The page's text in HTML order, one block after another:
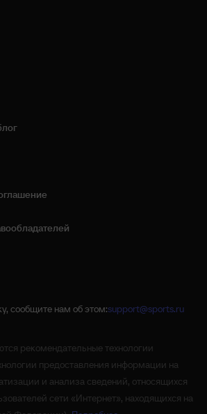
сообщите нам об этом:support@sports.ru
рекомендательные технологии
предоставления информации на
и анализа сведений, относящихся
сети «Интернет», находящихся на